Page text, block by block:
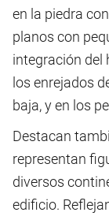
en la piedra
planos con
integración del
los enrejados
baja, y en los
Destacan
representan
diversos
edificio.